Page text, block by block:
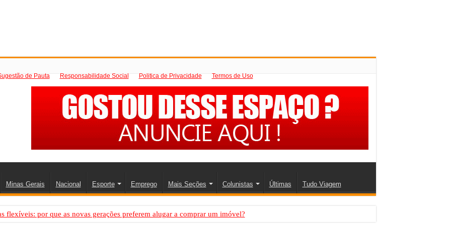
de Pauta Responsabilidade Social Politica de Privacidade Termos de Uso
Minas Gerais Nacional Esporte Emprego Mais Seções Colunistas Últimas Tudo Viagem
flexíveis: por que as novas gerações preferem alugar a comprar um imóvel?